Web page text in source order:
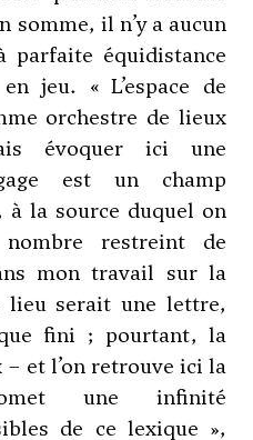
somme, il n’y a aucun
parfaite équidistance
jeu. « L’espace de
orchestre de lieux
évoquer ici une
est un champ
la source duquel on
restreint de
mon travail sur la
lieu serait une lettre,
fini ; pourtant, la
et l’on retrouve ici la
une infinité
de ce lexique »,